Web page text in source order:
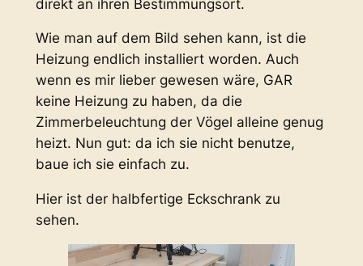
direkt an ihren Bestimmungsort.
Wie man auf dem Bild sehen kann, ist die
Heizung endlich installiert worden. Auch
wenn es mir lieber gewesen wäre, GAR
keine Heizung zu haben, da die
Zimmerbeleuchtung der Vögel alleine genug
heizt. Nun gut: da ich sie nicht benutze,
baue ich sie einfach zu.
Hier ist der halbfertige Eckschrank zu
sehen.